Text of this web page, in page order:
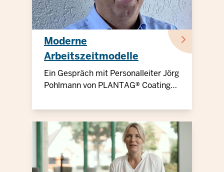
Moderne
Arbeitszeitmodelle
Ein Gespräch mit Personalleiter Jörg
Pohlmann von PLANTAG® Coatings
Arbeitszeitmodelle